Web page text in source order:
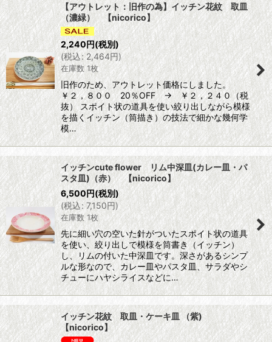
【アウトレット：旧作の為】イッチン花紋 取皿
（濃緑） 【nicorico】
2,240円(税別)
(税込: 2,464円)
在庫数 1枚
旧作のため、アウトレット価格にしました。
￥２，８００ 20％OFF → ￥２，２４０（税
抜） スポイト状の道具を使い絞り出しながら模様
を描くイッチン（筒描き）の技法で細かな幾何学
模…
イッチンcute flower リム中深皿(カレー皿・パ
スタ皿)（赤） 【nicorico】
6,500円(税別)
(税込: 7,150円)
在庫数 1枚
先に細い穴の空いた針がついたスポイト状の道具
を使い、絞り出しで模様を筒書き（イッチン）
し、リムの付いた中深皿です。深さがあるシンプ
ルな形なので、カレー皿やパスタ皿、サラダやシ
チューにハヤシライスなどに…
イッチン花紋 取皿・ケーキ皿 （紫)
【nicorico】